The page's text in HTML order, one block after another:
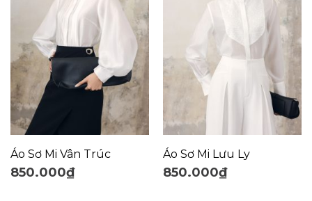
Áo Sơ Mi Vân Trúc
850.000₫
Áo Sơ Mi Lưu Ly
850.000₫